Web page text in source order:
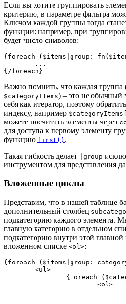
Если вы хотите группировать
критерию, в параметре фильтра
Ключом каждой группы тогда
функции: например, при
будет число символов:
{foreach ($items|group:
Важно помнить, что каждая группа
$categoryItems) – это не обычный
себя как итератор, поэтому
индексу, например
можете посчитать элементы через
для доступа к первому элементу
функцию first() .
Такая гибкость делает
|group
инструментом для представления
Вложенные циклы
Представим, что в нашей таблице
дополнительный столбец
подкатегорию каждого элемента.
главную категорию в отдельном
подкатегорию внутри этой главной
вложенном списке <ol>:
{foreach ($items|group: